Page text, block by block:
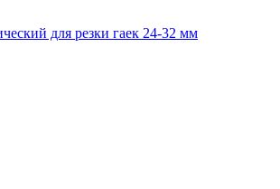
для резки гаек 24-32 мм